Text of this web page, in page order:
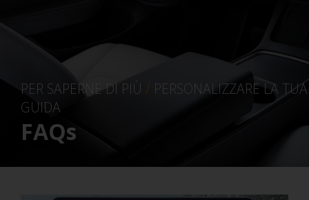
PER SAPERNE DI PIÙ / PERSONALIZZARE LA TUA
GUIDA
FAQs